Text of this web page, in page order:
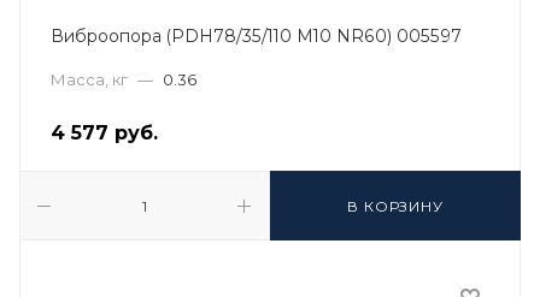
Виброопора (PDH78/35/110 M10 NR60) 005597
Масса, кг — 0.36
4 577 руб.
В КОРЗИНУ